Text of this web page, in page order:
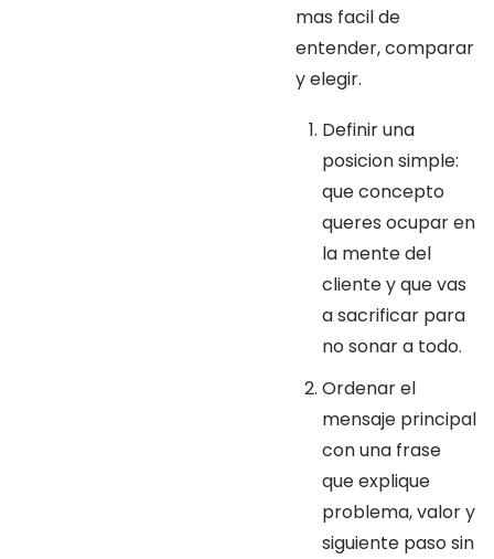
mas facil de
entender, comparar
y elegir.
Definir una
posicion simple:
que concepto
queres ocupar en
la mente del
cliente y que vas
a sacrificar para
no sonar a todo.
Ordenar el
mensaje principal
con una frase
que explique
problema, valor y
siguiente paso sin